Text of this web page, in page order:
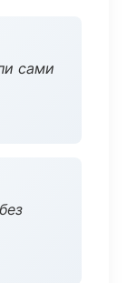
сами